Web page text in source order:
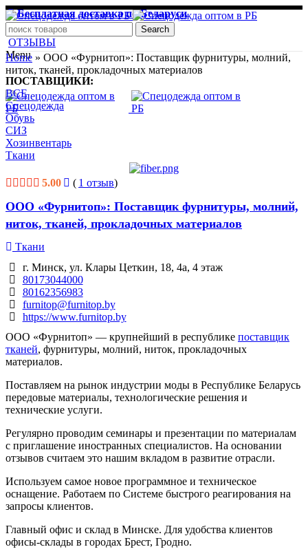
Бесплатная доставка по Беларуси
pchela1.mptf@yandex.by
Search
ОТЗЫВЫ
Menu
Home » ООО «Фурнитоп»: Поставщик фурнитуры, молний,
ниток, тканей, прокладочных материалов
ПОСТАВЩИКИ:
ВСЕ
Спецодежда
Обувь
СИЗ
Хозинвентарь
Ткани
5.00 ( 1 отзыв)
ООО «Фурнитоп»: Поставщик фурнитуры, молний,
ниток, тканей, прокладочных материалов
Ткани
г. Минск, ул. Клары Цеткин, 18, 4а, 4 этаж
80173044000
80162356983
furnitop@furnitop.by
https://www.furnitop.by
ООО «Фурнитоп» — крупнейший в республике поставщик
тканей, фурнитуры, молний, ниток, прокладочных
материалов.
Поставляем на рынок индустрии моды в Республике Беларусь
передовые материалы, технологические решения и
технические услуги.
Регулярно проводим семинары и презентации по материалам
с приглашение иностранных специалистов. На основании
отзывов считаем это нашим вкладом в развитие отрасли.
Используем самое новое программное и техническое
оснащение. Работаем по Системе быстрого реагирования на
запросы клиентов.
Главный офис и склад в Минске. Для удобства клиентов
офисы-склады в городах Брест, Гродно.